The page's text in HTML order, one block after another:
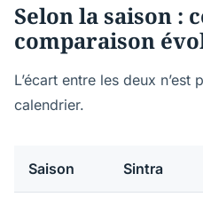
Selon la saison :
comparaison
L’écart entre les deux
calendrier.
Saison Sintra